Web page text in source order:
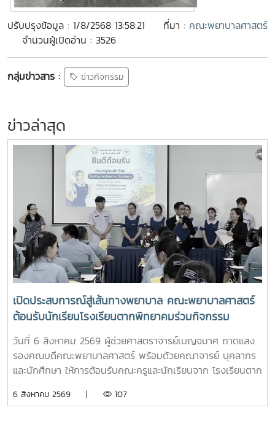
ปรับปรุงข้อมูล : 1/8/2568 13:58:21 ที่มา : คณะพยาบาลศาสตร์
จำนวนผู้เปิดอ่าน : 3526
กลุ่มข่าวสาร : ข่าวกิจกรรม
ข่าวล่าสุด
เปิดประสบการณ์สู่เส้นทางพยาบาล คณะพยาบาลศาสตร์
ต้อนรับนักเรียนโรงเรียนตากพิทยาคมร่วมกิจกรรม
"Future Nurse Portfolio"
วันที่ 6 สิงหาคม 2569 ผู้ช่วยศาสตราจารย์เบญจมาศ ถาดแสง
รองคณบดีคณะพยาบาลศาสตร์ พร้อมด้วยคณาจารย์ บุคลากร
และนักศึกษา ให้การต้อนรับคณะครูและนักเรียนจาก โรงเรียนตาก
ศึกษาต่อด้านพยาบาลศาสตร์ ณ ห้อง E403 ชั้น 4ในการนี้ ผู้
6 สิงหาคม 2569 | 107